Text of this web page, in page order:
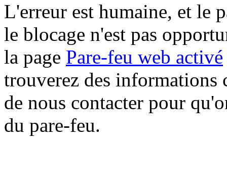
L'erreur est humaine, et le
le blocage n'est pas
la page Pare-feu web activé
trouverez des informations
de nous contacter pour
du pare-feu.